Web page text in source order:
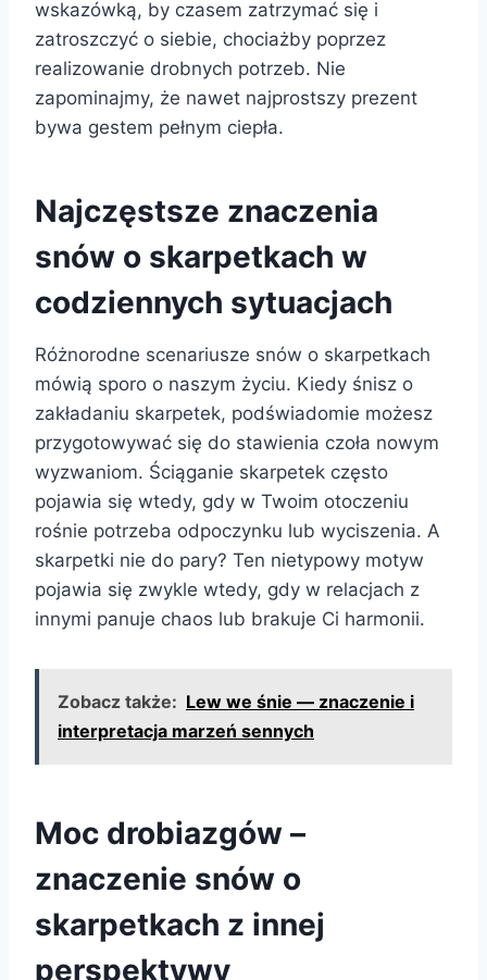
wskazówką, by czasem zatrzymać się i
zatroszczyć o siebie, chociażby poprzez
realizowanie drobnych potrzeb. Nie
zapominajmy, że nawet najprostszy prezent
bywa gestem pełnym ciepła.
Najczęstsze znaczenia
snów o skarpetkach w
codziennych sytuacjach
Różnorodne scenariusze snów o skarpetkach
mówią sporo o naszym życiu. Kiedy śnisz o
zakładaniu skarpetek, podświadomie możesz
przygotowywać się do stawienia czoła nowym
wyzwaniom. Ściąganie skarpetek często
pojawia się wtedy, gdy w Twoim otoczeniu
rośnie potrzeba odpoczynku lub wyciszenia. A
skarpetki nie do pary? Ten nietypowy motyw
pojawia się zwykle wtedy, gdy w relacjach z
innymi panuje chaos lub brakuje Ci harmonii.
Zobacz także: Lew we śnie — znaczenie i
interpretacja marzeń sennych
Moc drobiazgów –
znaczenie snów o
skarpetkach z innej
perspektywy